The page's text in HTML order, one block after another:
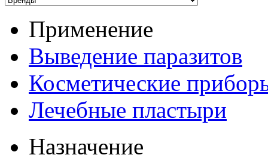
Применение
Выведение паразитов
Косметические
Лечебные пластыри
Назначение